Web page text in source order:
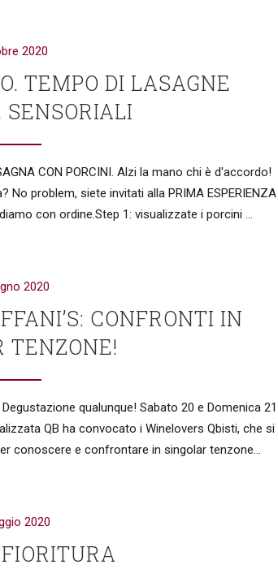
2020
TEMPO DI LASAGNE
CON PORCINI. Alzi la mano chi è d'accordo!
problem, siete invitati alla PRIMA ESPERIENZA
con ordine.Step 1: visualizzate i porcini ...
2020
CONFRONTI IN
TENZONE!
qualunque! Sabato 20 e Domenica 21
QB ha convocato i Winelovers Qbisti, che si
conoscere e confrontare in singolar tenzone...
2020